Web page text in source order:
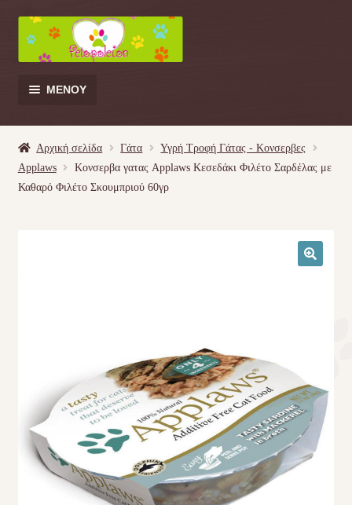
Απευθείας
μετάβαση
στην
πλοήγηση
Μετάβαση
σε
περιεχόμενο
ΜΕΝΟΎ
Γάτα
Τσάντες μεταφοράς
Επικοινωνία
Φροντίδα – Είδη Υγιεινής
Αρχική σελίδα Γάτα
Υγρή Τροφή Γάτας - Kονσερβες
Applaws
Κονσερβα γατας Applaws Κεσεδάκι Φιλέτο Σαρδέλας με
Καθαρό Φιλέτο Σκουμπριού 60γρ